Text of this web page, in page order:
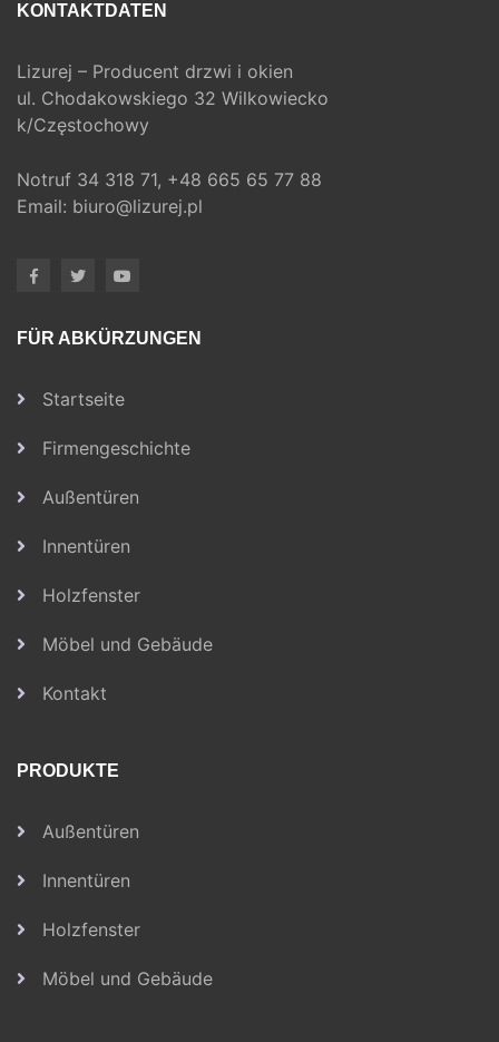
KONTAKTDATEN
Lizurej – Producent drzwi i okien
ul. Chodakowskiego 32 Wilkowiecko
k/Częstochowy
Notruf 34 318 71, +48 665 65 77 88
Email: biuro@lizurej.pl
FÜR ABKÜRZUNGEN
Startseite
Firmengeschichte
Außentüren
Innentüren
Holzfenster
Möbel und Gebäude
Kontakt
PRODUKTE
Außentüren
Innentüren
Holzfenster
Möbel und Gebäude